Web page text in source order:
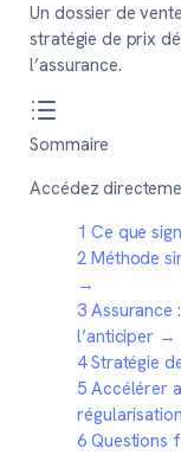
Un dossier de
stratégie de prix
l’assurance.
Sommaire
Accédez
1 Ce que
2 Méthode
→
3 Assurance
l’anticiper →
4Stratégie
5 Accélérer
6 Questions